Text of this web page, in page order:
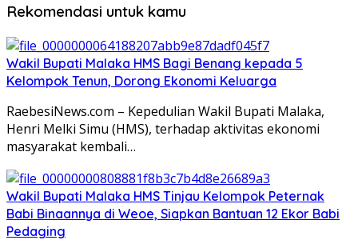
Rekomendasi untuk kamu
Wakil Bupati Malaka HMS Bagi Benang kepada 5
Kelompok Tenun, Dorong Ekonomi Keluarga
RaebesiNews.com – Kepedulian Wakil Bupati Malaka,
Henri Melki Simu (HMS), terhadap aktivitas ekonomi
masyarakat kembali…
Wakil Bupati Malaka HMS Tinjau Kelompok Peternak
Babi Binaannya di Weoe, Siapkan Bantuan 12 Ekor Babi
Pedaging